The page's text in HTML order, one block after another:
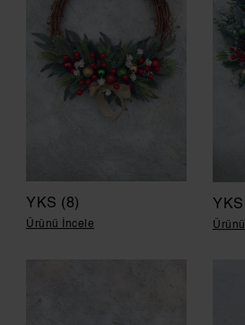
YKS (8)
Ürünü İncele